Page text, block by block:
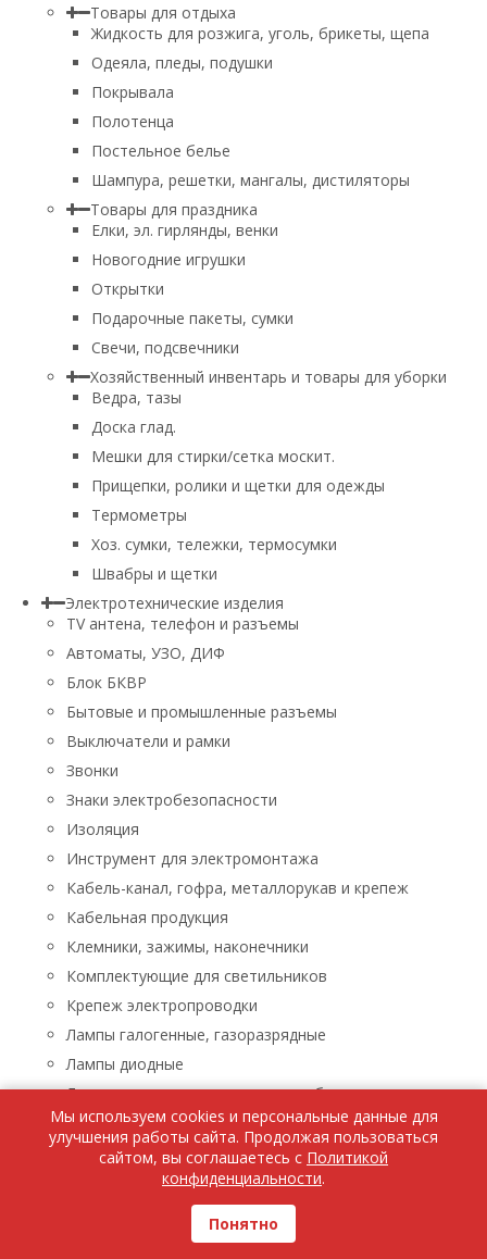
Товары для отдыха
Жидкость для розжига, уголь, брикеты, щепа
Одеяла, пледы, подушки
Покрывала
Полотенца
Постельное белье
Шампура, решетки, мангалы, дистиляторы
Товары для праздника
Елки, эл. гирлянды, венки
Новогодние игрушки
Открытки
Подарочные пакеты, сумки
Свечи, подсвечники
Хозяйственный инвентарь и товары для уборки
Ведра, тазы
Доска глад.
Мешки для стирки/сетка москит.
Прищепки, ролики и щетки для одежды
Термометры
Хоз. сумки, тележки, термосумки
Швабры и щетки
Электротехнические изделия
TV aнтена, телефон и разъемы
Автоматы, УЗО, ДИФ
Блок БКВР
Бытовые и промышленные разъемы
Выключатели и рамки
Звонки
Знаки электробезопасности
Изоляция
Инструмент для электромонтажа
Кабель-канал, гофра, металлорукав и крепеж
Кабельная продукция
Клемники, зажимы, наконечники
Комплектующие для светильников
Крепеж электропроводки
Лампы галогенные, газоразрядные
Лампы диодные
Лампы люминисцентные, энергосберегающие
Лампы накаливания
Лампы паяльные, лупы, паяльники, паяльные пасты
Ленты светодиодные
Люстры, бра, светильники
Бра, светильники
Мы используем cookies и персональные данные для
улучшения работы сайта. Продолжая пользоваться
сайтом, вы соглашаетесь с Политикой
конфиденциальности.
Понятно